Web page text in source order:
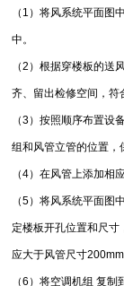
（1）将风系统平面图
中。
（2）根据穿楼板的送
齐、留出检修空间，符
（3）按照顺序布置设
组和风管立管的位置，
（4）在风管上添加相
（5）将风系统平面图
定楼板开孔位置和尺
应大于风管尺寸200mm
（6）将空调机组 复